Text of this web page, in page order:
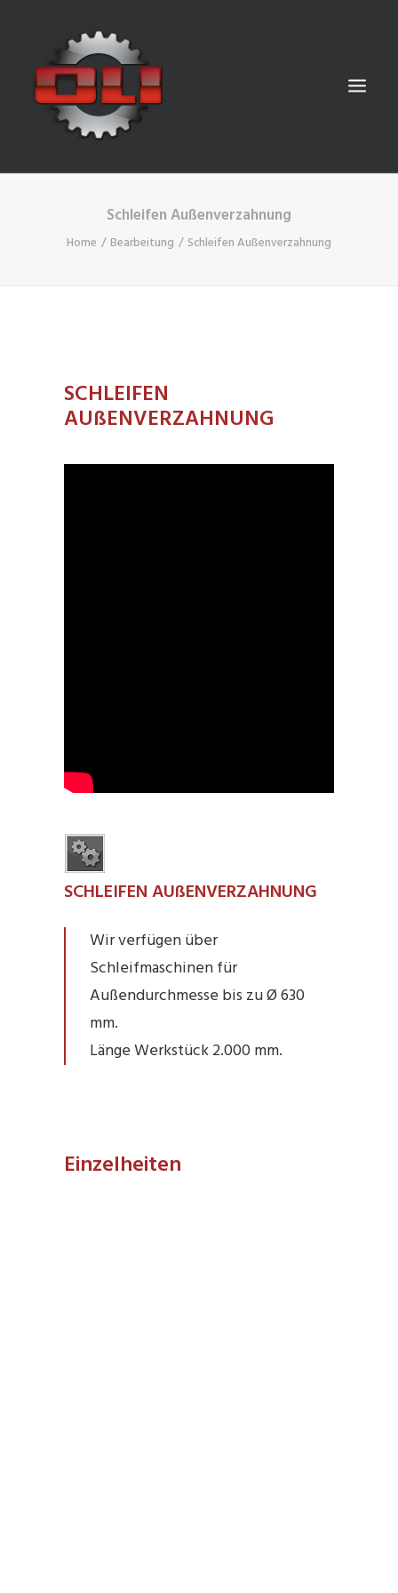
WIR ÜBER UNS
BEARBEITUNG
Schleifen Außenverzahnung
Home Bearbeitung Schleifen Außenverzahnung
SCHLEIFEN
AUßENVERZAHNUNG
SCHLEIFEN AUßENVERZAHNUNG
Wir verfügen über
Schleifmaschinen für
Außendurchmesse bis zu Ø 630
mm.
Länge Werkstück 2.000 mm.
Einzelheiten